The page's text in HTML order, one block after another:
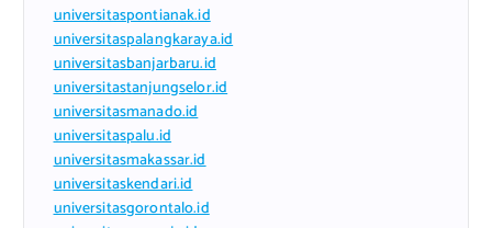
universitaspontianak.id
universitaspalangkaraya.id
universitasbanjarbaru.id
universitastanjungselor.id
universitasmanado.id
universitaspalu.id
universitasmakassar.id
universitaskendari.id
universitasgorontalo.id